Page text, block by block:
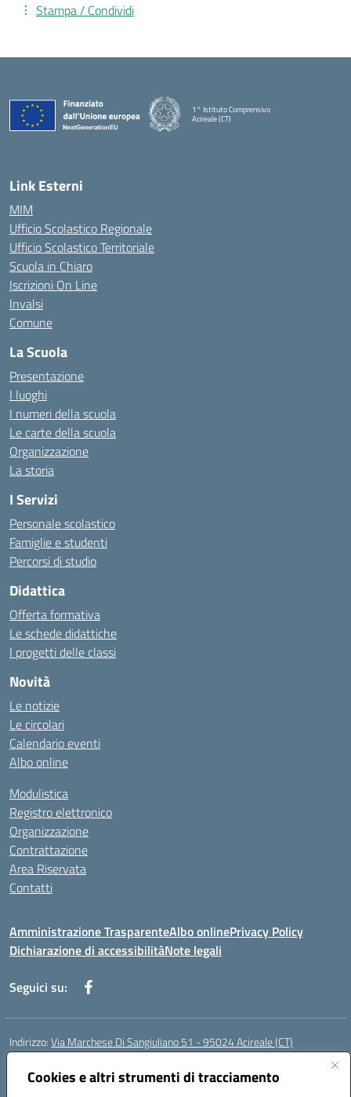
Cookies e altri strumenti di tracciamento
Stampa / Condividi
1° Istituto Comprensivo
Acireale (CT)
Link Esterni
MIM
Ufficio Scolastico Regionale
Ufficio Scolastico Territoriale
Scuola in Chiaro
Iscrizioni On Line
Invalsi
Comune
La Scuola
Presentazione
I luoghi
I numeri della scuola
Le carte della scuola
Organizzazione
La storia
I Servizi
Personale scolastico
Famiglie e studenti
Percorsi di studio
Didattica
Offerta formativa
Le schede didattiche
I progetti delle classi
Novità
Le notizie
Le circolari
Calendario eventi
Albo online
Modulistica
Registro elettronico
Organizzazione
Contrattazione
Area Riservata
Contatti
Amministrazione TrasparenteAlbo onlinePrivacy Policy
Dichiarazione di accessibilitàNote legali
Seguici su:
Indirizzo:Via Marchese Di Sangiuliano 51 - 95024 Acireale (CT)
Centralino:
Posta elettronica certificata (PEC):ctic8at00b@pec.istruzione.it